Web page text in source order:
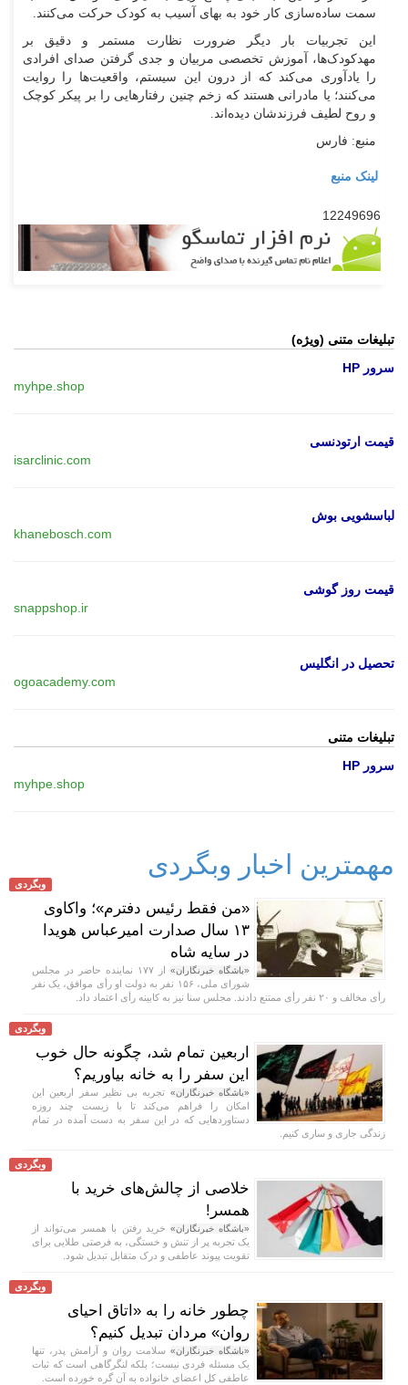
سمت ساده‌سازی کار خود به بهای آسیب به کودک حرکت می‌کنند.
این تجربیات بار دیگر ضرورت نظارت مستمر و دقیق بر
مهدکودک‌ها، آموزش تخصصی مربیان و جدی گرفتن صدای افرادی
را یادآوری می‌کند که از درون این سیستم، واقعیت‌ها را روایت
می‌کنند؛ یا مادرانی هستند که زخم چنین رفتار‌هایی را بر پیکر کوچک
و روح لطیف فرزندشان دیده‌اند.
منبع: فارس
لینک منبع
12249696
تبلیغات متنی (ویژه)
سرور HP
myhpe.shop
قیمت ارتودنسی
isarclinic.com
لباسشویی بوش
khanebosch.com
قیمت روز گوشی
snappshop.ir
تحصیل در انگلیس
ogoacademy.com
تبلیغات متنی
سرور HP
myhpe.shop
مهمترین اخبار وبگردی
وبگردی
«من فقط رئیس دفترم»؛ واکاوی
۱۳ سال صدارت امیرعباس هویدا
در سایه شاه
«باشگاه خبرنگاران»
از ۱۷۷ نماینده حاضر در مجلس
شورای ملی، ۱۵۶ نفر به دولت او رأی موافق، یک نفر
رأی مخالف و ۲۰ نفر رأی ممتنع دادند. مجلس سنا نیز به کابینه رأی اعتماد داد.
وبگردی
اربعین تمام شد، چگونه حال خوب
این سفر را به خانه بیاوریم؟
«باشگاه خبرنگاران» تجربه بی نظیر سفر اربعین این
امکان را فراهم می‌کند تا با زیست چند روزه
دستاورد‌هایی که در این سفر به دست آمده در تمام
زندگی جاری و ساری کنیم.
وبگردی
خلاصی از چالش‌های خرید با
همسر!
«باشگاه خبرنگاران» خرید رفتن با همسر می‌تواند از
یک تجربه پر از تنش و خستگی، به فرصتی طلایی برای
تقویت پیوند عاطفی و درک متقابل تبدیل شود.
وبگردی
چطور خانه را به «اتاق احیای
روان» مردان تبدیل کنیم؟
«باشگاه خبرنگاران» سلامت روان و آرامش پدر، تنها
یک مسئله فردی نیست؛ بلکه لنگرگاهی است که ثبات
عاطفی کل اعضای خانواده به آن گره خورده است.